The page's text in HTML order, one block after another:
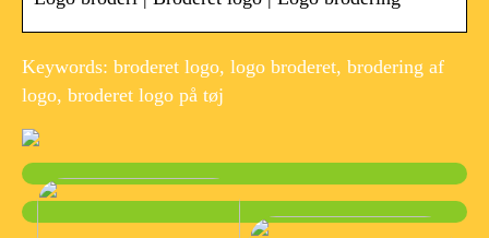
Keywords: broderet logo, logo broderet, brodering af
logo, broderet logo på tøj